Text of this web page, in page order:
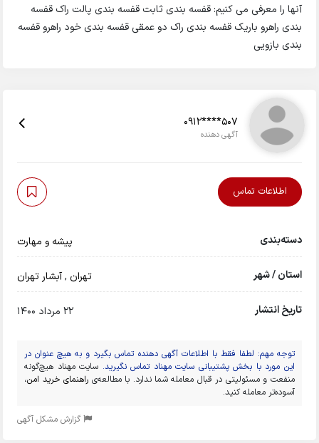
آنها را معرفی می کنیم: قفسه بندی ثابت قفسه بندی پالت راک قفسه
بندی راهرو باریک قفسه بندی راک دو عمقی قفسه بندی خود راهرو قفسه
بندی بازویی
0912****507
آگهی دهنده
اطلاعات تماس
دسته‌بندی پیشه و مهارت
استان / شهر تهران,آبشار تهران
تاریخ انتشار 22 مرداد 1400
توجه مهم: لطفا فقط با اطلاعات آگهی دهنده تماس بگیرد و به هیچ عنوان در
این مورد با بخش پشتیبانی سایت مهناد تماس نگیرید. سایت مهناد هیچ‌گونه
منفعت و مسئولیتی در قبال معامله شما ندارد. با مطالعه‌ی راهنمای خرید امن،
آسوده‌تر معامله کنید.
گزارش مشکل آگهی